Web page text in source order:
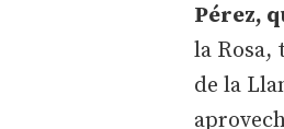
Pérez,
la Rosa,
de la